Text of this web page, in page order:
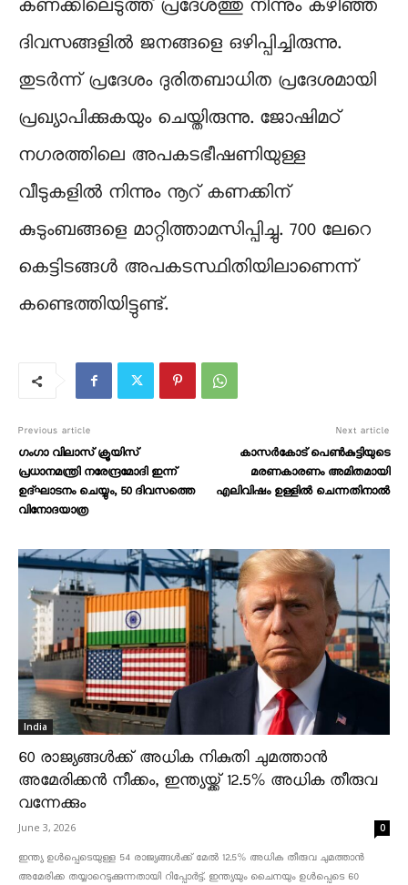
കണക്കിലെടുത്ത് പ്രദേശത്തു നിന്നും കഴിഞ്ഞ
ദിവസങ്ങളിൽ ജനങ്ങളെ ഒഴിപ്പിച്ചിരുന്നു.
തുടർന്ന് പ്രദേശം ദുരിതബാധിത പ്രദേശമായി
പ്രഖ്യാപിക്കുകയും ചെയ്തിരുന്നു. ജോഷിമഠ്
നഗരത്തിലെ അപകടഭീഷണിയുള്ള
വീടുകളില്‍ നിന്നും നൂറ് കണക്കിന്
കുടുംബങ്ങളെ മാറ്റിത്താമസിപ്പിച്ചു. 700 ലേറെ
കെട്ടിടങ്ങള്‍ അപകടസ്ഥിതിയിലാണെന്ന്
കണ്ടെത്തിയിട്ടുണ്ട്.
Previous article
ഗംഗാ വിലാസ് ക്രൂയിസ്
പ്രധാനമന്ത്രി നരേന്ദ്രമോദി ഇന്ന്
ഉദ്ഘാടനം ചെയ്യും, 50 ദിവസത്തെ
വിനോദയാത്ര
Next article
കാസർകോട് പെൺകുട്ടിയുടെ
മരണകാരണം അമിതമായി
എലിവിഷം ഉള്ളിൽ ചെന്നതിനാൽ
India
60 രാജ്യങ്ങൾക്ക് അധിക നികുതി ചുമത്താൻ
അമേരിക്കൻ നീക്കം, ഇന്ത്യയ്ക്ക് 12.5% അധിക തീരുവ
വന്നേക്കും
June 3, 2026 0
ഇന്ത്യ ഉൾപ്പെടെയുള്ള 54 രാജ്യങ്ങൾക്ക് മേൽ 12.5% അധിക തീരുവ ചുമത്താൻ
അമേരിക്ക തയ്യാറെടുക്കുന്നതായി റിപ്പോർട്ട്. ഇന്ത്യയും ചൈനയും ഉൾപ്പെടെ 60